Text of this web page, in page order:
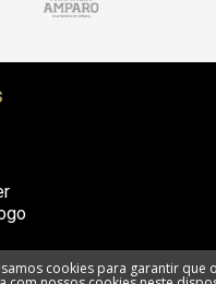
cookies para garantir que